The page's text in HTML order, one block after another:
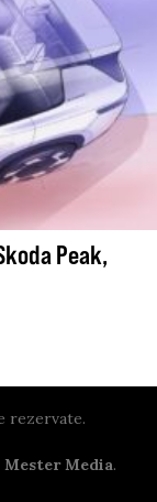
Peak,
rezervate.
Mester Media.